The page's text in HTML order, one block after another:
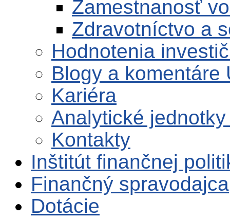
Zamestnanosť
Zdravotníctvo a
Hodnotenia
Blogy a komentáre
Kariéra
Analytické
Kontakty
Inštitút finančnej
Finančný spravodajca
Dotácie